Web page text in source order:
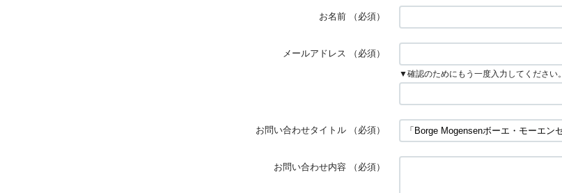
お名前 （必須）
メールアドレス （必須）
▼確認のためにもう一度入力してください。
お問い合わせタイトル （必須）
お問い合わせ内容 （必須）